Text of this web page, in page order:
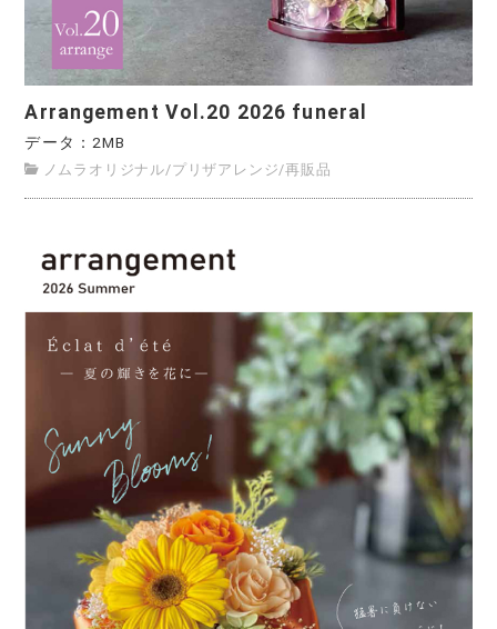
Arrangement Vol.20 2026 funeral
データ：2MB
ノムラオリジナル/プリザアレンジ/再販品